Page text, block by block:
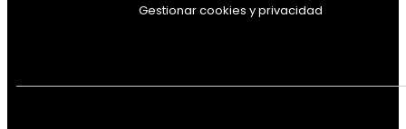
Gestionar cookies y privacidad